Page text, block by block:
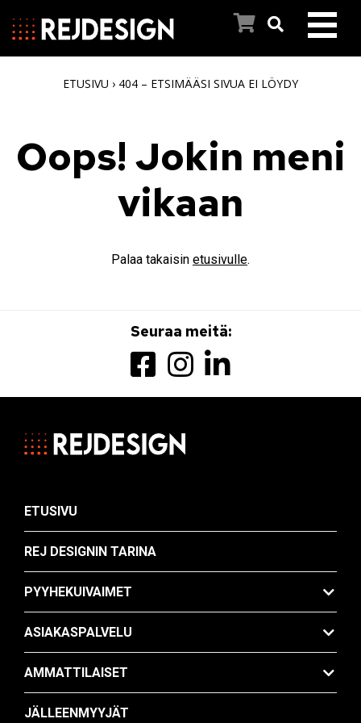
ETUSIVU
INSPIROIDU
ASIAKASPALVELU
Jälleenmyyjät
FI EN
ETUSIVU › 404 – ETSIMÄÄSI SIVUA EI LÖYDY
Oops! Jokin meni
vikaan
Palaa takaisin etusivulle.
Seuraa meitä:
ETUSIVU
REJ DESIGNIN TARINA
PYYHEKUIVAIMET
ASIAKASPALVELU
AMMATTILAISET
JÄLLEENMYYJÄT